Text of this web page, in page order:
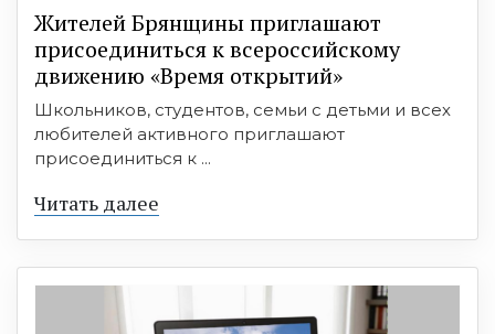
Жителей Брянщины приглашают
присоединиться к всероссийскому
движению «Время открытий»
Школьников, студентов, семьи с детьми и всех
любителей активного приглашают
присоединиться к ...
Читать далее